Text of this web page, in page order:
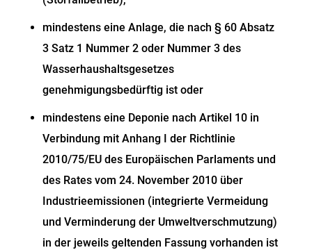
mindestens eine Anlage, die nach § 60 Absatz
3 Satz 1 Nummer 2 oder Nummer 3 des
Wasserhaushaltsgesetzes
genehmigungsbedürftig ist oder
mindestens eine Deponie nach Artikel 10 in
Verbindung mit Anhang I der Richtlinie
2010/75/EU des Europäischen Parlaments und
des Rates vom 24. November 2010 über
Industrieemissionen (integrierte Vermeidung
und Verminderung der Umweltverschmutzung)
in der jeweils geltenden Fassung vorhanden ist